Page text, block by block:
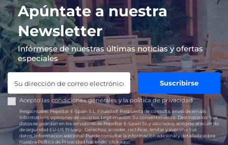
Apúntate a nuestra
Newsletter
Infórmese de nuestras últimas noticias y ofertas
especiales
Suscribirse
Acepto las condiciones generales y lapolítica de privacidad
Responsable:PepeBar E-Spain S.L. Finalidad: Respuesta de consulta, envío de emails
informativos, opiniones de usuarios. Legitimación: Su consentimiento. Destinatarios:Sus
datos se guardan en los servidores de PepeBar E-Spain SL y asociados, acogido al acuerdo
de seguridad EU-US Privacy.
Derechos: acceder, rectificar, limitar y suprimir tus
datos.Información adicional:Puede consultar la información adicional y detallada sobre
nuestra Política de Privacidad haciendoclick aquí.